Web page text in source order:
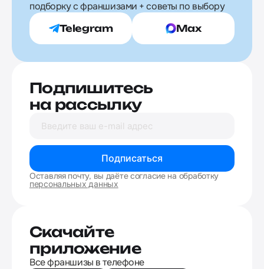
подборку с франшизами + советы по выбору
Telegram Max
Подпишитесь
на рассылку
Подписаться
Оставляя почту, вы даёте согласие на обработку
персональных данных
Скачайте
приложение
Все франшизы в телефоне